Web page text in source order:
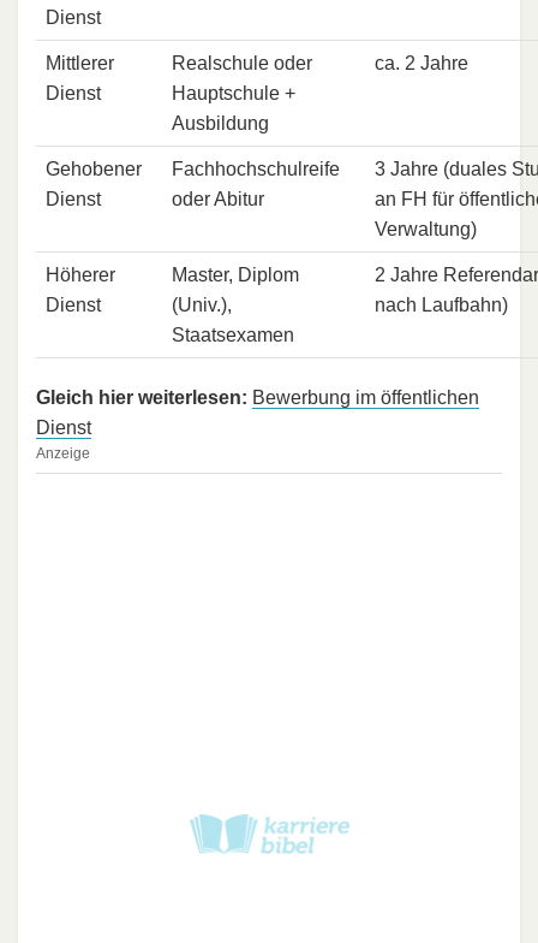
Dienst
Mittlerer
Dienst
Realschule oder
Hauptschule +
Ausbildung
ca. 2 Jahre
Gehobener
Dienst
Fachhochschulreife
oder Abitur
3 Jahre (duales
an FH für
Verwaltung)
Höherer
Dienst
Master, Diplom
(Univ.),
Staatsexamen
2 Jahre
nach Laufbahn)
Gleich hier weiterlesen: Bewerbung im öffentlichen
Dienst
Anzeige